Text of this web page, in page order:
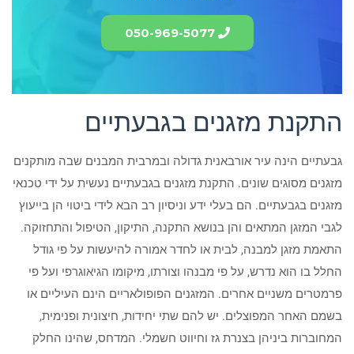
050-969-5077
התקנת מזגנים בגבעתיים
גבעתיים הינה עיר אורבאנית גדולה ובמרבית המבנים שבה מותקנים
מזגנים מסוגים שונים. התקנת מזגנים בגבעתיים נעשית על ידי טכנאי
מזגנים בגבעתיים. הם בעלי ידע וניסיון רב הבא לידי ביטוי הן בייעוץ
לגבי המזגן המתאים והן בנושא התקנה, התיקון, הטיפול והתחזוקה.
התאמת מזגן למבנה, לבית או לחדר אמורה להיעשות על פי גודל
החלל בו הוא נדרש, על פי מבנהו וצורתו, מיקומו הגיאוגרפי ועל פי
פרמטרים משניים אחרים. המזגנים הפופולאריים הינם העיליים או
בשמם האחר המפוצלים. יש להם שתי יחידות, חיצונית ופנימית,
המחוברות ביניהן בצנרת גז וחיווט חשמלי. המדחס, שהינו החלק